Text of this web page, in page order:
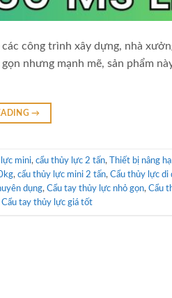
công trình xây dựng, nhà
nhưng mạnh mẽ, sản phẩm
→
mini, cẩu thủy lực 2 tấn, Thiết bị nâng
, cẩu thủy lực mini 2 tấn, Cẩu thủy lực di
dụng, Cẩu tay thủy lực nhỏ gọn, Cẩu
Cẩu tay thủy lực giá tốt